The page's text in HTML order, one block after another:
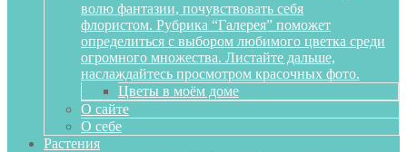
волю фантазии, почувствовать себя
флористом. Рубрика “Галерея” поможет
определиться с выбором любимого цветка среди
огромного множества. Листайте дальше,
наслаждайтесь просмотром красочных фото.
Цветы в моём доме
О сайте
О себе
Растения